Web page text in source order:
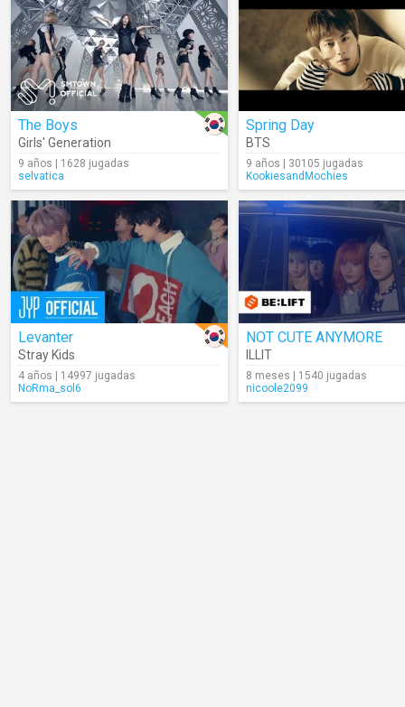
The Boys
Girls' Generation
9 años | 1628 jugadas
selvatica
Spring Day
BTS
9 años | 30105 jugadas
KookiesandMochies
Levanter
Stray Kids
4 años | 14997 jugadas
NoRma_sol6
NOT CUTE ANYMORE
ILLIT
8 meses | 1540 jugadas
nicoole2099